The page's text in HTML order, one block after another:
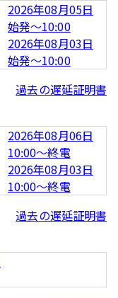
2026年08月05日
始発～10:00
2026年08月03日
始発～10:00
過去の遅延証明書
2026年08月06日
10:00～終電
2026年08月03日
10:00～終電
過去の遅延証明書